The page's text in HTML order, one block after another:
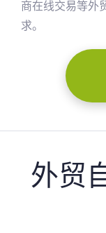
商在线交易等外
求。
外贸